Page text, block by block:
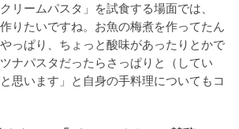
リームパスタ」を試食する場面では、
りたいですね。お魚の梅煮を作ってたん
っぱり、ちょっと酸味があったりとかで
ナパスタだったらさっぱりと（してい
思います」と自身の手料理についてもコ